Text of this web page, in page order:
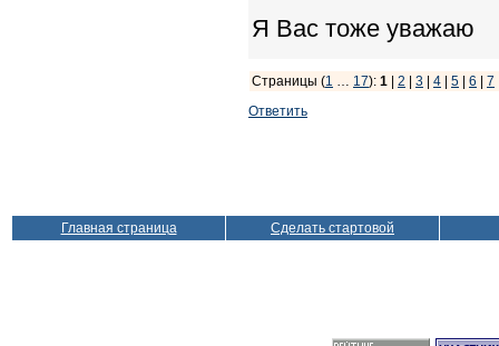
Я Вас тоже уважаю
Страницы (1 … 17): 1 2 3 4 5 6 7
Ответить
Главная страница Сделать стартовой